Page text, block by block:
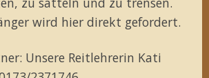
wird hier direkt gefordert.
Unsere Reitlehrerin Kati